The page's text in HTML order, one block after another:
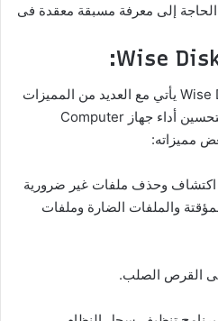
إلى معرفة مسبقة معقدة فى
أن برنامج Wise Disk Cleaner 2025 يأتي مع العديد من المميزات
الهامة التي تجعله أداة ممتازة لتحسين أداء جهاز Computer
مميزاته:
اكتشاف وحذف ملفات غير ضرورية
والملفات الضارة وملفات
القرص الصلب.